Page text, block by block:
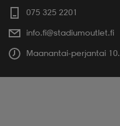
075 325 2201
info.fi@stadiumoutlet.fi
Maanantai-perjantai